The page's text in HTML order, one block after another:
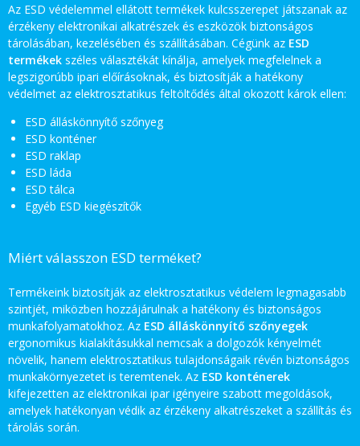
Az ESD védelemmel ellátott termékek kulcsszerepet játszanak az
érzékeny elektronikai alkatrészek és eszközök biztonságos
tárolásában, kezelésében és szállításában. Cégünk az ESD
termékek széles választékát kínálja, amelyek megfelelnek a
legszigorúbb ipari előírásoknak, és biztosítják a hatékony
védelmet az elektrosztatikus feltöltődés által okozott károk ellen:
ESD álláskönnyítő szőnyeg
ESD konténer
ESD raklap
ESD láda
ESD tálca
Egyéb ESD kiegészítők
Miért válasszon ESD terméket?
Termékeink biztosítják az elektrosztatikus védelem legmagasabb
szintjét, miközben hozzájárulnak a hatékony és biztonságos
munkafolyamatokhoz. Az ESD álláskönnyítő szőnyegek
ergonomikus kialakításukkal nemcsak a dolgozók kényelmét
növelik, hanem elektrosztatikus tulajdonságaik révén biztonságos
munkakörnyezetet is teremtenek. Az ESD konténerek
kifejezetten az elektronikai ipar igényeire szabott megoldások,
amelyek hatékonyan védik az érzékeny alkatrészeket a szállítás és
tárolás során.